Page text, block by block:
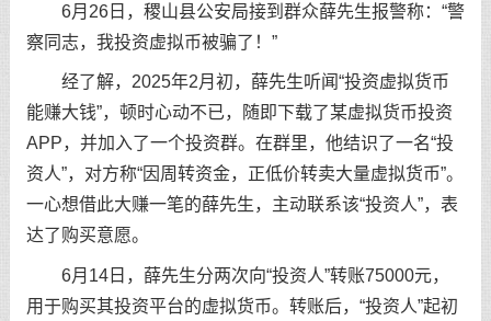
6月26日，稷山县公安局接到群众薛先生报警称：“警
察同志，我投资虚拟币被骗了！”
经了解，2025年2月初，薛先生听闻“投资虚拟货币
能赚大钱”，顿时心动不已，随即下载了某虚拟货币投资
APP，并加入了一个投资群。在群里，他结识了一名“投
资人”，对方称“因周转资金，正低价转卖大量虚拟货币”。
一心想借此大赚一笔的薛先生，主动联系该“投资人”，表
达了购买意愿。
6月14日，薛先生分两次向“投资人”转账75000元，
用于购买其投资平台的虚拟货币。转账后，“投资人”起初